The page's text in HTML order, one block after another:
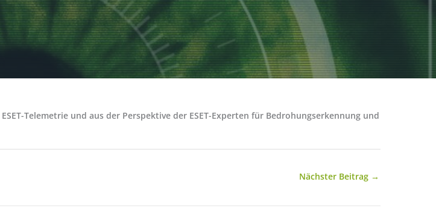
Telemetrie und aus der Perspektive der ESET-Experten für Bedrohungserkennung und
Nächster Beitrag →